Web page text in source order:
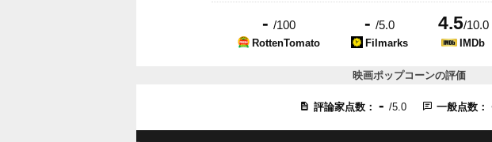
-/100
RottenTomato
- /5.0
Filmarks
4.5/10.0
IMDb
映画ポップコーンの評価
評論家点数： -/5.0 一般点数：